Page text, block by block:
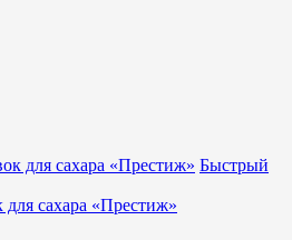
Быстрый
для сахара «Престиж»